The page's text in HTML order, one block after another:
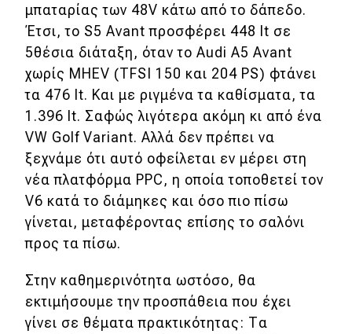
μπαταρίας των 48V κάτω από το δάπεδο.
Έτσι, το S5 Avant προσφέρει 448 lt σε
5θέσια διάταξη, όταν το Audi A5 Avant
χωρίς MHEV (TFSI 150 και 204 PS) φτάνει
τα 476 lt. Και με ριγμένα τα καθίσματα, τα
1.396 lt. Σαφώς λιγότερα ακόμη κι από ένα
VW Golf Variant. Αλλά δεν πρέπει να
ξεχνάμε ότι αυτό οφείλεται εν μέρει στη
νέα πλατφόρμα PPC, η οποία τοποθετεί τον
V6 κατά το διάμηκες και όσο πιο πίσω
γίνεται, μεταφέροντας επίσης το σαλόνι
προς τα πίσω.
Στην καθημερινότητα ωστόσο, θα
εκτιμήσουμε την προσπάθεια που έχει
γίνει σε θέματα πρακτικότητας: Τα